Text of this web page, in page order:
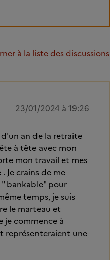
à la liste des discussions
23/01/2024 à 19:26
d'un an de la retraite
à tête avec mon
mon travail et mes
Je crains de me
bankable" pour
temps, je suis
le marteau et
je commence à
représenteraient une